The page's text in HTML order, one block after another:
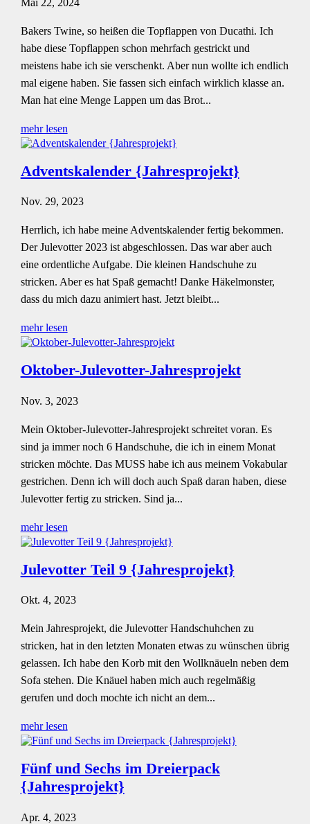
Bakers Twine, so heißen die Topflappen von Ducathi. Ich
habe diese Topflappen schon mehrfach gestrickt und
meistens habe ich sie verschenkt. Aber nun wollte ich endlich
mal eigene haben. Sie fassen sich einfach wirklich klasse an.
Man hat eine Menge Lappen um das Brot...
mehr lesen
Adventskalender {Jahresprojekt}
Nov. 29, 2023
Herrlich, ich habe meine Adventskalender fertig bekommen.
Der Julevotter 2023 ist abgeschlossen. Das war aber auch
eine ordentliche Aufgabe. Die kleinen Handschuhe zu
stricken. Aber es hat Spaß gemacht! Danke Häkelmonster,
dass du mich dazu animiert hast. Jetzt bleibt...
mehr lesen
Oktober-Julevotter-Jahresprojekt
Nov. 3, 2023
Mein Oktober-Julevotter-Jahresprojekt schreitet voran. Es
sind ja immer noch 6 Handschuhe, die ich in einem Monat
stricken möchte. Das MUSS habe ich aus meinem Vokabular
gestrichen. Denn ich will doch auch Spaß daran haben, diese
Julevotter fertig zu stricken. Sind ja...
mehr lesen
Julevotter Teil 9 {Jahresprojekt}
Okt. 4, 2023
Mein Jahresprojekt, die Julevotter Handschuhchen zu
stricken, hat in den letzten Monaten etwas zu wünschen übrig
gelassen. Ich habe den Korb mit den Wollknäueln neben dem
Sofa stehen. Die Knäuel haben mich auch regelmäßig
gerufen und doch mochte ich nicht an dem...
mehr lesen
Fünf und Sechs im Dreierpack
{Jahresprojekt}
Apr. 4, 2023